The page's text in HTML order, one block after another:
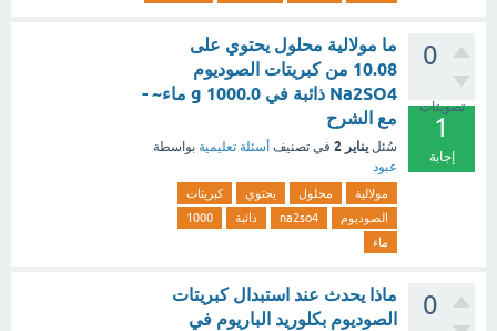
0
تصويتات
1
إجابة
ما مولالية محلول يحتوي على
10.08 من كبريتات الصوديوم
Na2SO4 ذائبة في g 1000.0 ماء~ -
مع الشرح
سُئل يناير 2 في تصنيف أسئلة تعليمية بواسطة
عبود
مولالية محلول يحتوي
كبريتات
الصوديوم
na2so4 ذائبة
1000
ماء
0
ماذا يحدث عند استبدال كبريتات
الصوديوم بكلوريد الباريوم في